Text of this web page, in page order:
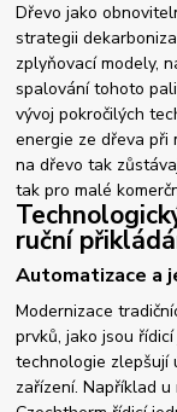
Dřevo jako
strategii
zplyňovací modely,
spalování tohoto
vývoj pokročilých
energie ze dřeva při
na dřevo tak
tak pro malé
ruční
Automatizace a
Modernizace
prvků, jako jsou
technologie zlepšují
zařízení. Například u